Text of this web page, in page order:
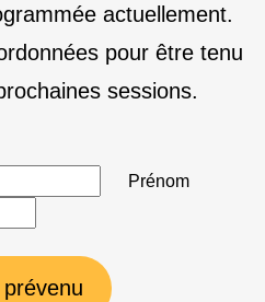
actuellement.
pour être tenu
sessions.
Prénom